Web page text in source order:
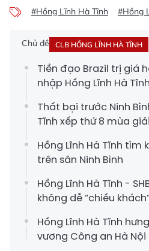
#Hồng Lĩnh Hà Tĩnh #Hồng
Chủ đề CLB HỒNG LĨNH HÀ TĨNH
Tiền đạo Brazil trị giá
nhập Hồng Lĩnh Hà Tĩnh
Thất bại trước Ninh
Tĩnh xếp thứ 8 mùa
Hồng Lĩnh Hà Tĩnh tìm
trên sân Ninh Bình
Hồng Lĩnh Hà Tĩnh -
không dễ “chiều
Hồng Lĩnh Hà Tĩnh
vương Công an Hà Nội